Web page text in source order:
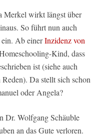
Merkel wirkt längst über
So führt nun auch
Ab einerInzidenz von
Kind, dass
ist (siehe auch
Da stellt sich schon
oder Angela?
Dr. Wolfgang Schäuble
an das Gute verloren.